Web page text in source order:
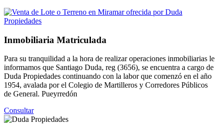
Inmobiliaria Matriculada
Para su tranquilidad a la hora de realizar operaciones inmobiliarias le
informamos que Santiago Duda, reg (3656), se encuentra a cargo de
Duda Propiedades continuando con la labor que comenzó en el año
1954, avalada por el Colegio de Martilleros y Corredores Públicos
de General. Pueyrredón
Consultar